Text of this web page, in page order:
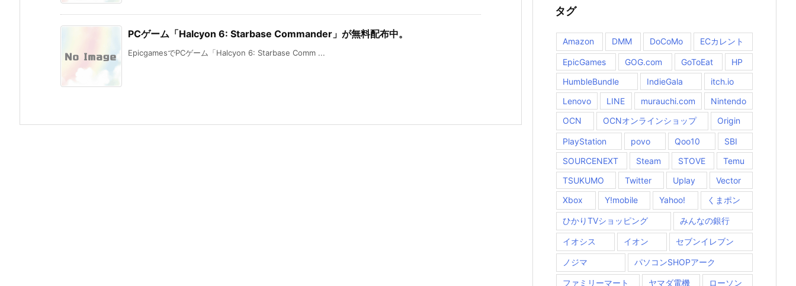
PCゲーム「Halcyon 6: Starbase Commander」が無料配布中。
EpicgamesでPCゲーム「Halcyon 6: Starbase Comm ...
タグ
Amazon DMM DoCoMo ECカレント
EpicGames GOG.com GoToEat
HP
HumbleBundle
IndieGala
itch.io
Lenovo
LINE murauchi.com
Nintendo
OCN
OCNオンラインショップ Origin
PlayStation povo Qoo10
SBI
SOURCENEXT
Steam STOVE
Temu
TSUKUMO
Twitter Uplay
Vector
Xbox
Y!mobile Yahoo! くまポン
ひかりTVショッピング みんなの銀行
イオシス イオン セブンイレブン
ノジマ パソコンSHOPアーク
ファミリーマート ヤマダ電機 ローソン